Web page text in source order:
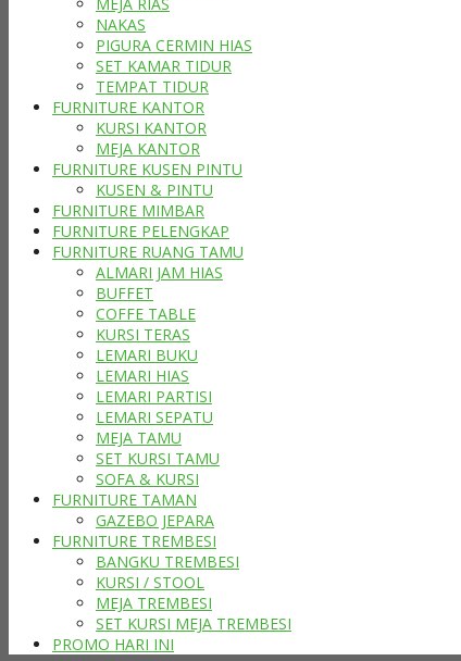
NAKAS
PIGURA CERMIN HIAS
SET KAMAR TIDUR
TEMPAT TIDUR
FURNITURE KANTOR
KURSI KANTOR
MEJA KANTOR
FURNITURE KUSEN PINTU
KUSEN & PINTU
FURNITURE MIMBAR
FURNITURE PELENGKAP
FURNITURE RUANG TAMU
ALMARI JAM HIAS
BUFFET
COFFE TABLE
KURSI TERAS
LEMARI BUKU
LEMARI HIAS
LEMARI PARTISI
LEMARI SEPATU
MEJA TAMU
SET KURSI TAMU
SOFA & KURSI
FURNITURE TAMAN
GAZEBO JEPARA
FURNITURE TREMBESI
BANGKU TREMBESI
KURSI / STOOL
MEJA TREMBESI
SET KURSI MEJA TREMBESI
PROMO HARI INI